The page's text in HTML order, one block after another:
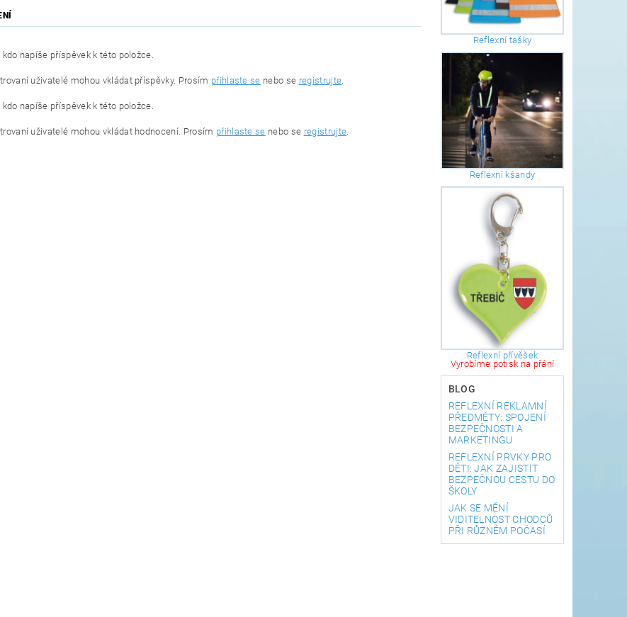
kdo napíše příspěvek k této položce.
uživatelé mohou vkládat příspěvky. Prosím přihlaste se nebo se registrujte.
kdo napíše příspěvek k této položce.
uživatelé mohou vkládat hodnocení. Prosím přihlaste se nebo se registrujte.
Reflexní tašky
Reflexní kšandy
Reflexní přívěšek
Vyrobíme potisk na přání
BLOG
REFLEXNÍ REKLAMNÍ
PŘEDMĚTY: SPOJENÍ
BEZPEČNOSTI A
MARKETINGU
REFLEXNÍ PRVKY PRO
DĚTI: JAK ZAJISTIT
BEZPEČNOU CESTU DO
ŠKOLY
JAK SE MĚNÍ
VIDITELNOST CHODCŮ
PŘI RŮZNÉM POČASÍ